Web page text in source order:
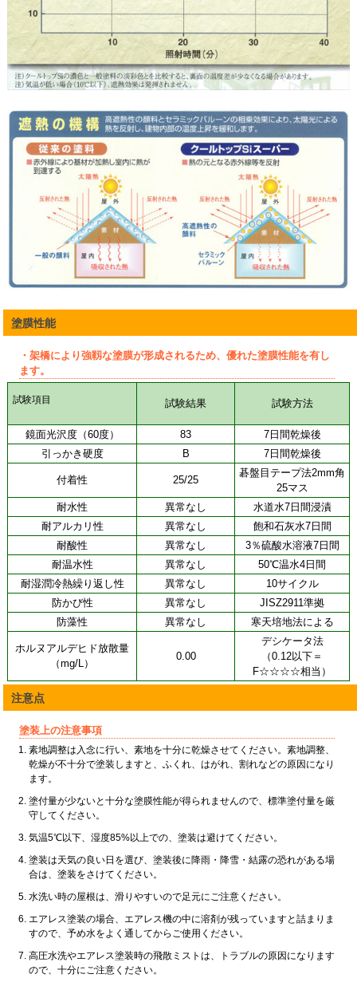
塗膜性能
・架橋により強靱な塗膜が形成されるため、優れた塗膜性能を有し
ます。
試験項目 試験結果 試験方法
鏡面光沢度（60度） 83
7日間乾燥後
引っかき硬度
B 7日間乾燥後
付着性 25/25
碁盤目テープ法2mm角
25マス
耐水性
異常なし
水道水7日間浸漬
耐アルカリ性
異常なし
飽和石灰水7日間
耐酸性
異常なし
3％硫酸水溶液7日間
耐温水性
異常なし
50℃温水4日間
耐湿潤冷熱繰り返し性
異常なし
10サイクル
防かび性
異常なし
JISZ2911準拠
防藻性
異常なし 寒天培地法による
ホルヌアルデヒド放散量
（mg/L）
0.00
デシケータ法
（0.12以下＝
F☆☆☆☆相当）
注意点
塗装上の注意事項
素地調整は入念に行い、素地を十分に乾燥させてください。素地調整、
乾燥が不十分で塗装しますと、ふくれ、はがれ、割れなどの原因になり
ます。
塗付量が少ないと十分な塗膜性能が得られませんので、標準塗付量を厳
守してください。
気温5℃以下、湿度85%以上での、塗装は避けてください。
塗装は天気の良い日を選び、塗装後に降雨・降雪・結露の恐れがある場
合は、塗装をさけてください。
水洗い時の屋根は、滑りやすいので足元にご注意ください。
エアレス塗装の場合、エアレス機の中に溶剤が残っていますと詰まりま
すので、予め水をよく通してからご使用ください。
高圧水洗やエアレス塗装時の飛散ミストは、トラブルの原因になります
ので、十分にご注意ください。